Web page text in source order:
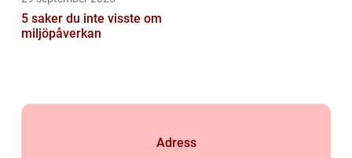
5 saker du inte visste om
miljöpåverkan
Adress